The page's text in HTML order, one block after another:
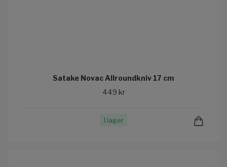
Satake Novac Allroundkniv 17 cm
449 kr
I lager